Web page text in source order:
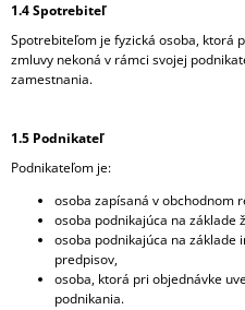
1.4 Spotrebiteľ
Spotrebiteľom je fyzická osoba, ktorá
zmluvy nekoná v rámci svojej
zamestnania.
1.5 Podnikateľ
Podnikateľom je:
osoba zapísaná v obchodnom
osoba podnikajúca na základe
osoba podnikajúca na základe
predpisov,
osoba, ktorá pri objednávke
podnikania.